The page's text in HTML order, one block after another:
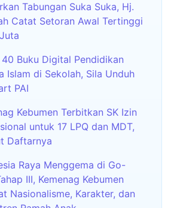
Tabungan Suka Suka, Hj.
Catat Setoran Awal Tertinggi
Buku Digital Pendidikan
Islam di Sekolah, Sila Unduh
PAI
Kebumen Terbitkan SK Izin
untuk 17 LPQ dan MDT,
Daftarnya
Raya Menggema di Go-
III, Kemenag Kebumen
Nasionalisme, Karakter, dan